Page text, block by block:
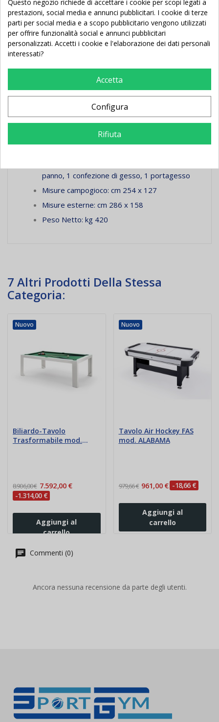
Per uso interno
Senza gettoniera
Ardesia mm 25 a 3 sezioni fornita con panno
(richiede assemblaggio)
Segnapunti ad incasso posizionati sui
corrimano
Accessori in dotazione: 1 coperta, 1
portastecche a parete, 4 stecche, 1 set biglie
panno, 1 confezione di gesso, 1 portagesso
Misure campogioco: cm 254 x 127
Misure esterne: cm 286 x 158
Peso Netto: kg 420
7 Altri Prodotti Della Stessa
Categoria:
Nuovo
Biliardo-Tavolo
Trasformabile mod.
8.906,00 € 7.592,00 €
-1.314,00 €
Aggiungi al
carrello
Nuovo
Tavolo Air Hockey FAS
mod. ALABAMA
979,66 € 961,00 € -18,66 €
Aggiungi al
carrello
Commenti (0)
Ancora nessuna recensione da parte degli utenti.
Questo negozio richiede di accettare i cookie per scopi legati a
prestazioni, social media e annunci pubblicitari. I cookie di terze
parti per social media e a scopo pubblicitario vengono utilizzati
per offrire funzionalità social e annunci pubblicitari
personalizzati. Accetti i cookie e l'elaborazione dei dati personali
interessati?
Accetta
Configura
Rifiuta